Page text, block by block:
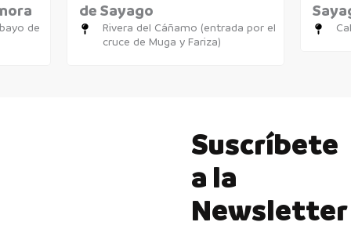
de
de Sayago
Rivera del Cáñamo (entrada por el
cruce de Muga y Fariza)
Suscríbete
a la
Newsletter